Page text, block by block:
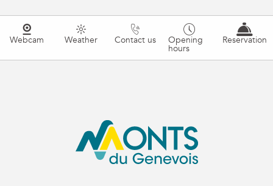
Webcam Weather Contact us Opening
hours
Reservation